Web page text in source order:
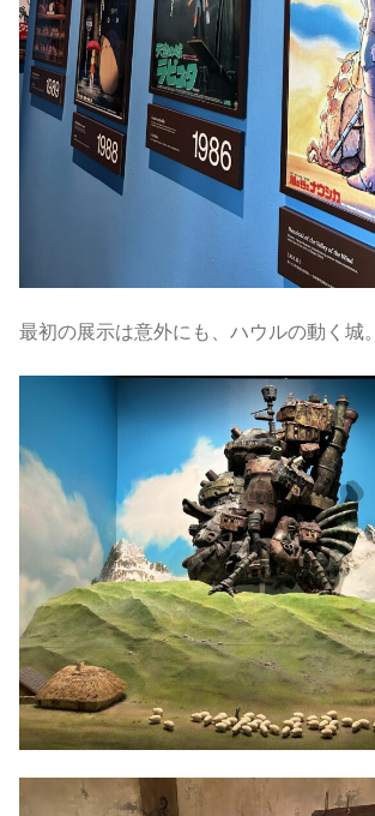
最初の展示は意外にも、ハウルの動く城。